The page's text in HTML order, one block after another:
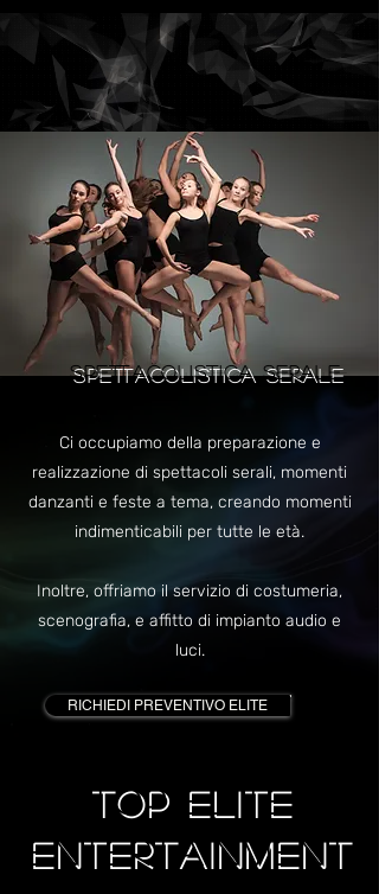
Ci occupiamo della preparazione e
realizzazione di spettacoli serali, momenti
danzanti e feste a tema, creando momenti
indimenticabili per tutte le età.
Inoltre, offriamo il servizio di costumeria,
scenografia, e affitto di impianto audio e
luci.
RICHIEDI PREVENTIVO ELITE
SPETTACOLISTICA SERALE
TOP ELITE
ENTERTAINMENT